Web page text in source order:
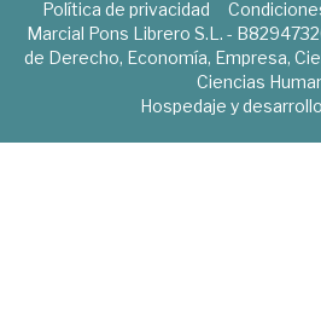
Política de privacidad
Marcial Pons Librero S.L. -
de Derecho, Economía, Empresa,
Ciencias
Hospedaje y desarrollo